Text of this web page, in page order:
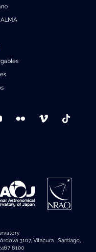
3107, Vitacura , Santiago,
6100